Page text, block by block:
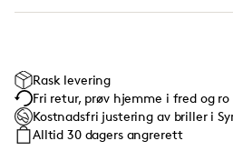
Rask levering
Fri retur, prøv hjemme i fred og ro
Kostnadsfri justering av briller i
Alltid 30 dagers angrerett